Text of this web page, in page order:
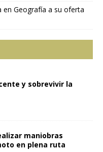
en Geografía a su oferta
y sobrevivir la
maniobras
en plena ruta